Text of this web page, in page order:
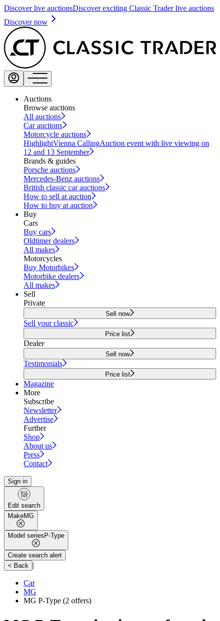
Discover live auctionsDiscover exciting Classic Trader live auctions
Discover now
Auctions
Browse auctions
All auctions
Car auctions
Motorcycle auctions
HighlightVienna CallingAuction event with live viewing on
12 and 13 September
Brands & guides
Porsche auctions
Mercedes-Benz auctions
British classic car auctions
How to sell at auction
How to buy at auction
Buy
Cars
Buy cars
Oldtimer dealers
All makes
Motorcycles
Buy Motorbikes
Motorbike dealers
All makes
Sell
Private
Sell now
Sell your classic
Price list
Dealer
Sell now
Testimonials
Price list
Magazine
More
Subscribe
Newsletter
Advertise
Further
Shop
About us
Press
Contact
Sign in
Edit search
MakeMG
Model series P-Type
Create search alert
< Back |
Car
MG
MG P-Type (2 offers)